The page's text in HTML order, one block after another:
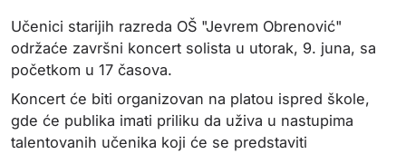
Učenici starijih razreda OŠ "Jevrem Obrenović"
održaće završni koncert solista u utorak, 9. juna, sa
početkom u 17 časova.
Koncert će biti organizovan na platou ispred škole,
gde će publika imati priliku da uživa u nastupima
talentovanih učenika koji će se predstaviti